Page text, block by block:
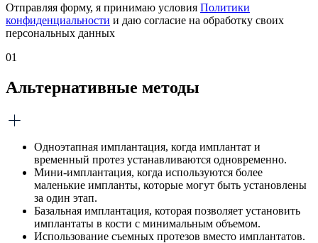
Отправляя форму, я принимаю условия Политики
конфиденциальности и даю согласие на обработку своих
персональных данных
01
Альтернативные методы
Одноэтапная имплантация, когда имплантат и
временный протез устанавливаются одновременно.
Мини-имплантация, когда используются более
маленькие импланты, которые могут быть установлены
за один этап.
Базальная имплантация, которая позволяет установить
имплантаты в кости с минимальным объемом.
Использование съемных протезов вместо имплантатов.